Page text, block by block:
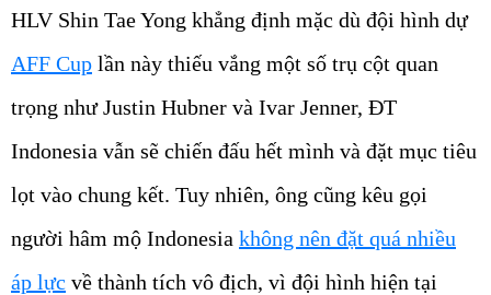
HLV Shin Tae Yong khẳng định mặc dù đội hình dự
AFF Cup lần này thiếu vắng một số trụ cột quan
trọng như Justin Hubner và Ivar Jenner, ĐT
Indonesia vẫn sẽ chiến đấu hết mình và đặt mục tiêu
lọt vào chung kết. Tuy nhiên, ông cũng kêu gọi
người hâm mộ Indonesia không nên đặt quá nhiều
áp lực về thành tích vô địch, vì đội hình hiện tại